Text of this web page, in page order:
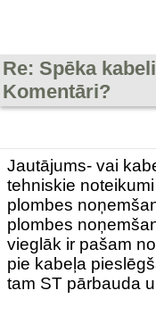
Re: Spēka
Komentāri?
Jautājums- vai
tehniskie
plombes
plombes
vieglāk ir pašam
pie kabeļa
tam ST pārbauda